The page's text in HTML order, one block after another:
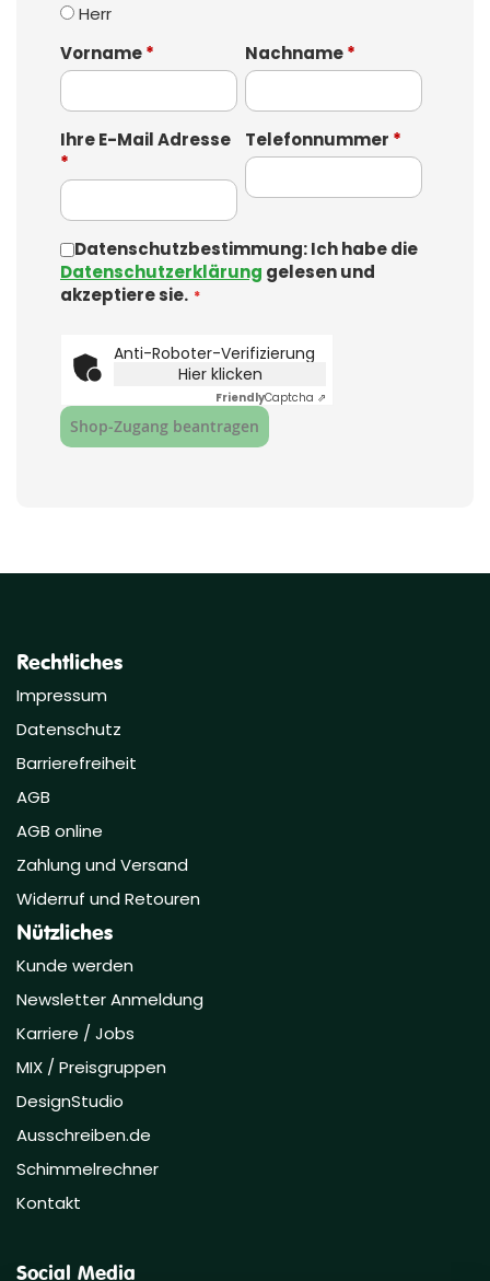
Herr
Vorname* Nachname*
Ihre E-Mail Adresse
*
Telefonnummer *
Datenschutzbestimmung: Ich habe die
Datenschutzerklärung gelesen und
akzeptiere sie.
Anti-Roboter-Verifizierung
Hier klicken
FriendlyCaptcha ⇗
Shop‑Zugang beantragen
Rechtliches
Impressum
Datenschutz
Barrierefreiheit
AGB
AGB online
Zahlung und Versand
Widerruf und Retouren
Nützliches
Kunde werden
Newsletter Anmeldung
Karriere / Jobs
MIX / Preisgruppen
DesignStudio
Ausschreiben.de
Schimmelrechner
Kontakt
Social Media